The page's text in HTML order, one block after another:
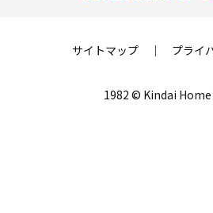
サイトマップ ｜ プライ
1982 © Kindai Home